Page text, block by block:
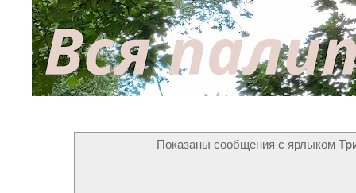
Показаны сообщения с ярлыком